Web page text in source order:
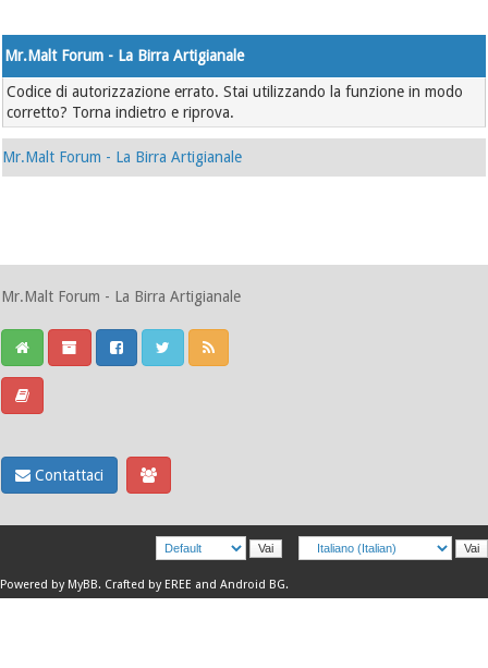
Mr.Malt Forum - La Birra Artigianale
Codice di autorizzazione errato. Stai utilizzando la funzione in modo
corretto? Torna indietro e riprova.
Mr.Malt Forum - La Birra Artigianale
Mr.Malt Forum - La Birra Artigianale
Contattaci
Powered by MyBB. Crafted by EREE and Android BG.